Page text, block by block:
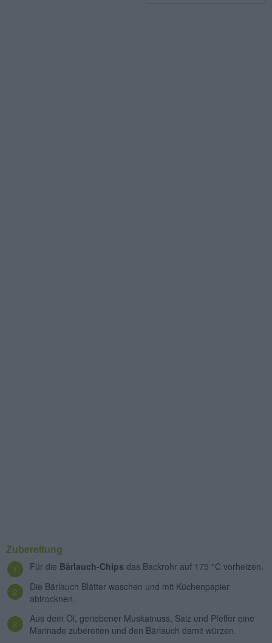
Zubereitung
Für die Bärlauch-Chips das Backrohr auf 175 °C vorheizen.
Die Bärlauch Blätter waschen und mit Küchenpapier
abtrocknen.
Aus dem Öl, geriebener Muskatnuss, Salz und Pfeffer eine
Marinade zubereiten und den Bärlauch damit würzen.